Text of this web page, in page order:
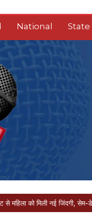
National State
नई जिंदगी, सेम-डे डिस्चार्ज